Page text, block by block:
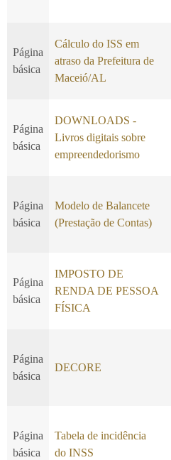
Página
básica
Cálculo do ISS em
atraso da Prefeitura de
Maceió/AL
Página
básica
DOWNLOADS -
Livros digitais sobre
empreendedorismo
Página
básica
Modelo de Balancete
(Prestação de Contas)
Página
básica
IMPOSTO DE
RENDA DE PESSOA
FÍSICA
Página
básica
DECORE
Página
básica
Tabela de incidência
do INSS